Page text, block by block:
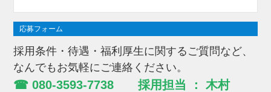
応募フォーム
採用条件・待遇・福利厚生に関するご質問など、
なんでもお気軽にご連絡ください。
☎ 080-3593-7738 採用担当 ： 木村